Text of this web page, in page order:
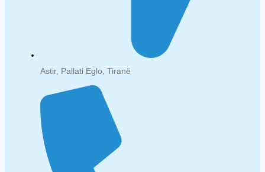
Astir, Pallati Eglo, Tiranë